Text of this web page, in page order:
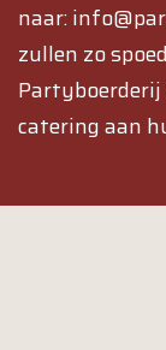
naar:
zullen zo
Partyboerderij
catering aan